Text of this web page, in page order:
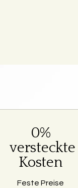
0%
versteckte
Kosten
Feste Preise